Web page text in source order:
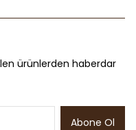
ürünlerden haberdar
Abone Ol